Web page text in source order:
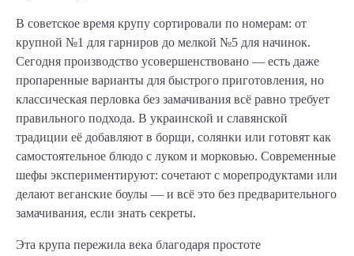
В советское время крупу сортировали по номерам: от
крупной №1 для гарниров до мелкой №5 для начинок.
Сегодня производство усовершенствовано — есть даже
пропаренные варианты для быстрого приготовления, но
классическая перловка без замачивания всё равно требует
правильного подхода. В украинской и славянской
традиции её добавляют в борщи, солянки или готовят как
самостоятельное блюдо с луком и морковью. Современные
шефы экспериментируют: сочетают с морепродуктами или
делают веганские боулы — и всё это без предварительного
замачивания, если знать секреты.
Эта крупа пережила века благодаря простоте